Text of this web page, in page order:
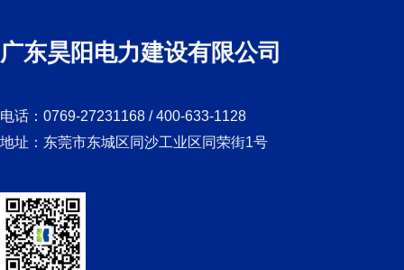
广东昊阳电力建设有限公司
电话：0769-27231168 / 400-633-1128
地址：东莞市东城区同沙工业区同荣街1号